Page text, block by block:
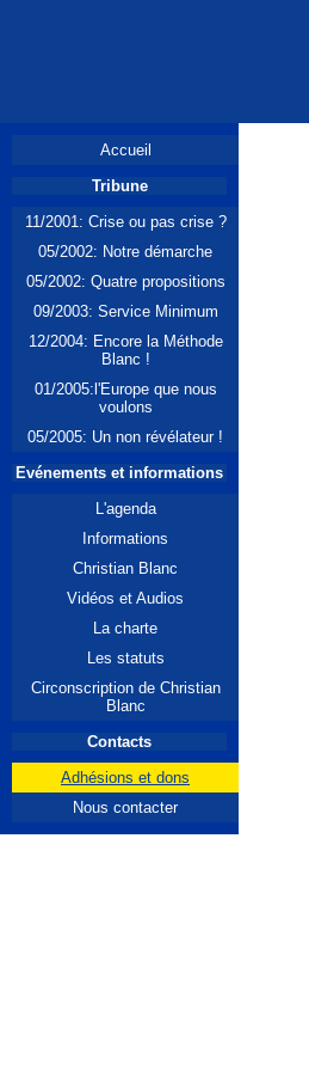
Accueil
Tribune
11/2001: Crise ou pas crise ?
05/2002: Notre démarche
05/2002: Quatre propositions
09/2003: Service Minimum
12/2004: Encore la Méthode
Blanc !
01/2005:l'Europe que nous
voulons
05/2005: Un non révélateur !
Evénements et informations
L'agenda
Informations
Christian Blanc
Vidéos et Audios
La charte
Les statuts
Circonscription de Christian
Blanc
Contacts
Adhésions et dons
Nous contacter